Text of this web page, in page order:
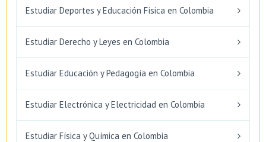
Estudiar Deportes y Educación Física en Colombia
Estudiar Derecho y Leyes en Colombia
Estudiar Educación y Pedagogía en Colombia
Estudiar Electrónica y Electricidad en Colombia
Estudiar Física y Química en Colombia